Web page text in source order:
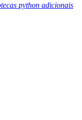
python adicionais